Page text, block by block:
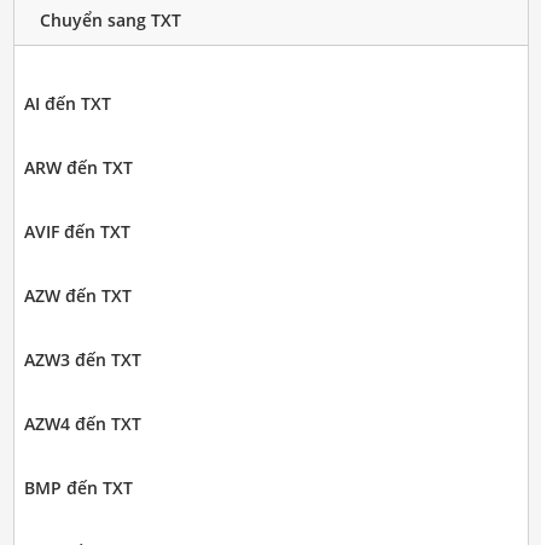
Chuyển sang TXT
AI đến TXT
ARW đến TXT
AVIF đến TXT
AZW đến TXT
AZW3 đến TXT
AZW4 đến TXT
BMP đến TXT